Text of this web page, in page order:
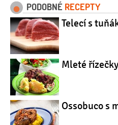
PODOBNÉ RECEPTY
Telecí s
Mleté
Ossobuco s